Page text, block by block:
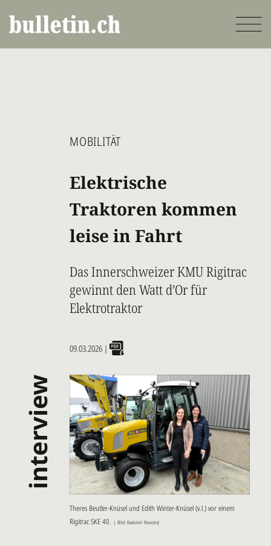
zum
Inhalt
interview
MOBILITÄT
Elektrische
Traktoren kommen
leise in Fahrt
Das Innerschweizer KMU Rigitrac
gewinnt den Watt d’Or für
Elektrotraktor
09.03.2026 |
Theres Beutler-Knüsel und Edith Winter-Knüsel (v.l.) vor einem
Rigitrac SKE 40. | Bild: Radomír Novotný